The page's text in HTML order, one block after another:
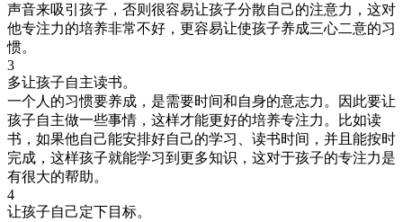
声音来吸引孩子，否则很容易让孩子分散自己的注意力，这对
他专注力的培养非常不好，更容易让使孩子养成三心二意的习
惯。
3
多让孩子自主读书。
一个人的习惯要养成，是需要时间和自身的意志力。因此要让
孩子自主做一些事情，这样才能更好的培养专注力。比如读
书，如果他自己能安排好自己的学习、读书时间，并且能按时
完成，这样孩子就能学习到更多知识，这对于孩子的专注力是
有很大的帮助。
4
让孩子自己定下目标。